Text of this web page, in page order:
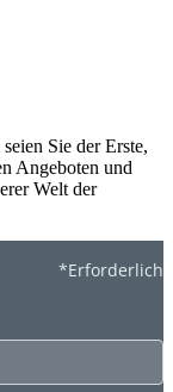
Sie der Erste,
Angeboten und
Welt der
*Erforderlich